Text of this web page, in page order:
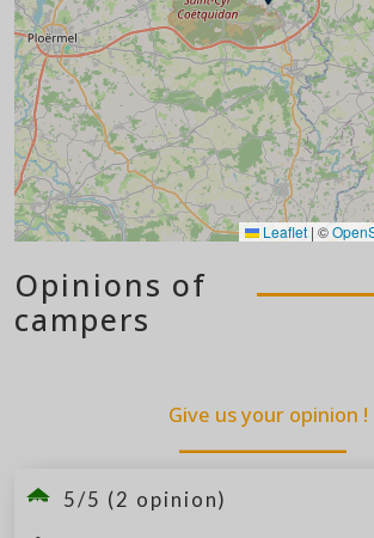
Leaflet | ©
Opinions of
campers
Give us your opinion !
5/5 (2 opinion)